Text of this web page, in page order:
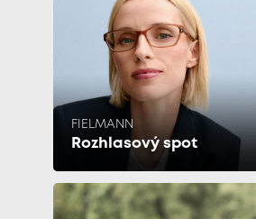
FIELMANN
Rozhlasový spot